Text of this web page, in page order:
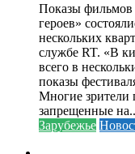
Показы фильмов
героев»
нескольких
службе RT. «В
всего в
показы
Многие зрители
запрещенные
Зарубежье